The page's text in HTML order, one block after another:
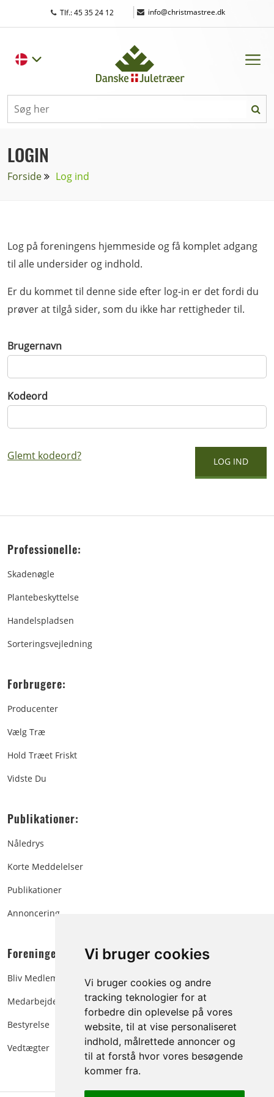
Vi bruger cookies
Vi bruger cookies og andre
tracking teknologier for at
forbedre din oplevelse på vores
website, til at vise personaliseret
indhold, målrettede annoncer og
til at forstå hvor vores besøgende
kommer fra.
Tlf.: 45 35 24 12 | info@christmastree.dk
LOGIN
Forside Log ind
Log på foreningens hjemmeside og få komplet adgang
til alle undersider og indhold.
Er du kommet til denne side efter log-in er det fordi du
prøver at tilgå sider, som du ikke har rettigheder til.
Brugernavn
Kodeord
Glemt kodeord?
Professionelle:
Skadenøgle
Plantebeskyttelse
Handelspladsen
Sorteringsvejledning
Forbrugere:
Producenter
Vælg Træ
Hold Træet Friskt
Vidste Du
Publikationer:
Nåledrys
Korte Meddelelser
Publikationer
Annoncering
Foreningen:
Bliv Medlem
Medarbejdere
Bestyrelse
Vedtægter